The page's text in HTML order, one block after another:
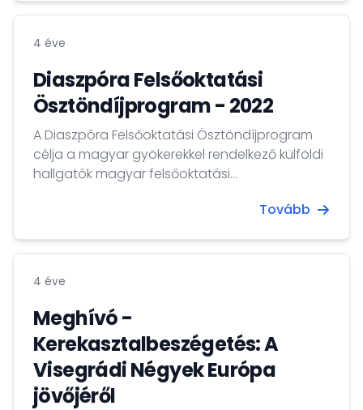
Romero Intézettel (IMR).
4 éve
Diaszpóra Felsőoktatási
Ösztöndíjprogram - 2022
A Diaszpóra Felsőoktatási Ösztöndíjprogram
célja a magyar gyökerekkel rendelkező külföldi
hallgatók magyar felsőoktatási
ösztöndíjprogram részletes szabályai és a
Ösztöndíjprogram honlapján
www.diasporascholarship.hu és Facebookon
is: https://www.facebook.com/
Tovább
4 éve
Meghívó -
Kerekasztalbeszégetés: A
Visegrádi Négyek Európa
jövőjéről